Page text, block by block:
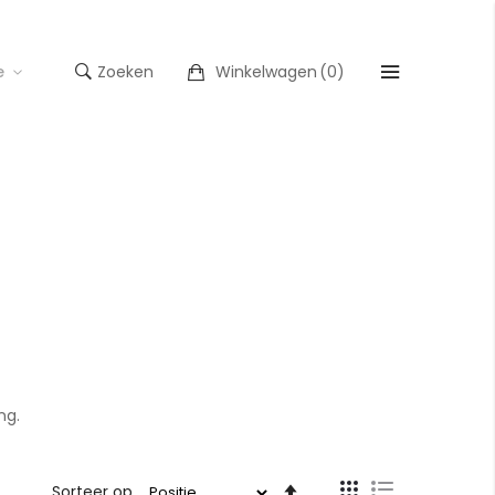
Zoeken Winkelwagen (0)
Tonen